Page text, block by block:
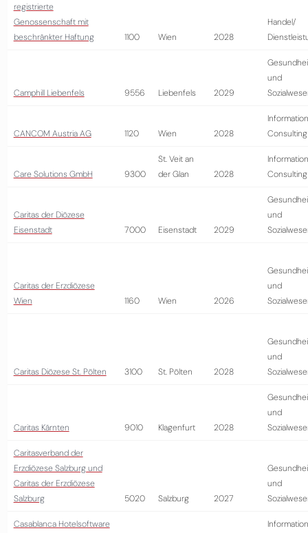
registrierte
Genossenschaft mit
beschränkter Haftung
1100 Wien 2028
Handel/
Camphill Liebenfels 9556 Liebenfels 2029
und
CANCOM Austria AG 1120 Wien 2028
Consulting
Care Solutions GmbH 9300
St. Veit an
der Glan
2028
Consulting
Caritas der Diözese
Eisenstadt
7000 Eisenstadt 2029
und
Caritas der Erzdiözese
Wien
1160 Wien 2026
und
Caritas Diözese St. Pölten 3100 St. Pölten 2028
und
Caritas Kärnten 9010 Klagenfurt 2028
und
Caritasverband der
Erzdiözese Salzburg und
Caritas der Erzdiözese
Salzburg
5020 Salzburg 2027
und
Casablanca Hotelsoftware